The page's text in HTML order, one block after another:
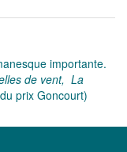
importante.
de vent, La
prix Goncourt)